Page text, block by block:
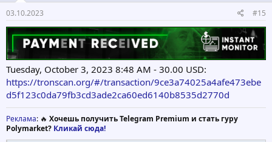
03.10.2023 #15
Tuesday, October 3, 2023 8:48 AM - 30.00 USD:
https://tronscan.org/#/transaction/9ce3a74025a4afe473ebe
d5f123c0da79fb3cd3ade2ca60ed6140b8535d2770d
Реклама: 🔥 Хочешь получить Telegram Premium и стать гуру
Polymarket? Кликай сюда!